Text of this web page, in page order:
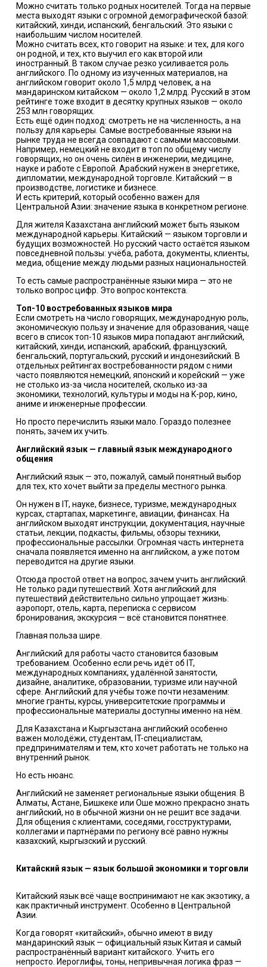
Можно считать только родных носителей. Тогда на первые
места выходят языки с огромной демографической базой:
китайский, хинди, испанский, бенгальский. Это языки с
наибольшим числом носителей.
Можно считать всех, кто говорит на языке: и тех, для кого
он родной, и тех, кто выучил его как второй или
иностранный. В таком случае резко усиливается роль
английского. По одному из изученных материалов, на
английском говорит около 1,5 млрд человек, а на
мандаринском китайском — около 1,2 млрд. Русский в этом
рейтинге тоже входит в десятку крупных языков — около
253 млн говорящих.
Есть ещё один подход: смотреть не на численность, а на
пользу для карьеры. Самые востребованные языки на
рынке труда не всегда совпадают с самыми массовыми.
Например, немецкий не входит в топ по общему числу
говорящих, но он очень силён в инженерии, медицине,
науке и работе с Европой. Арабский нужен в энергетике,
дипломатии, международной торговле. Китайский — в
производстве, логистике и бизнесе.
И есть критерий, который особенно важен для
Центральной Азии: значение языка в конкретном регионе.
Для жителя Казахстана английский может быть языком
международной карьеры. Китайский — языком торговли и
будущих возможностей. Но русский часто остаётся языком
повседневной пользы: учёба, работа, документы, клиенты,
медиа, общение между людьми разных национальностей.
То есть самые распространённые языки мира — это не
только вопрос цифр. Это вопрос контекста.
Топ-10 востребованных языков мира
Если смотреть на число говорящих, международную роль,
экономическую пользу и значение для образования, чаще
всего в список топ-10 языков мира попадают английский,
китайский, хинди, испанский, арабский, французский,
бенгальский, португальский, русский и индонезийский. В
отдельных рейтингах востребованности рядом с ними
часто появляются немецкий, японский и корейский — уже
не столько из-за числа носителей, сколько из-за
экономики, технологий, культуры и моды на K-pop, кино,
аниме и инженерные профессии.
Но просто перечислить языки мало. Гораздо полезнее
понять, зачем их учить.
Английский язык — главный язык международного
общения
Английский язык — это, пожалуй, самый понятный выбор
для тех, кто хочет выйти за пределы местного рынка.
Он нужен в IT, науке, бизнесе, туризме, международных
курсах, стартапах, маркетинге, авиации, финансах. На
английском выходят инструкции, документация, научные
статьи, лекции, подкасты, фильмы, обзоры техники,
профессиональные рассылки. Огромная часть интернета
сначала появляется именно на английском, а уже потом
переводится на другие языки.
Отсюда простой ответ на вопрос, зачем учить английский.
Не только ради путешествий. Хотя английский для
путешествий действительно сильно упрощает жизнь:
аэропорт, отель, карта, переписка с сервисом
бронирования, экскурсия — всё становится понятнее.
Главная польза шире.
Английский для работы часто становится базовым
требованием. Особенно если речь идёт об IT,
международных компаниях, удалённой занятости,
дизайне, аналитике, образовании, туризме или научной
сфере. Английский для учёбы тоже почти незаменим:
многие гранты, курсы, университетские программы и
профессиональные материалы доступны именно на нём.
Для Казахстана и Кыргызстана английский особенно
важен молодёжи, студентам, IT-специалистам,
предпринимателям и тем, кто хочет работать не только на
внутренний рынок.
Но есть нюанс.
Английский не заменяет региональные языки общения. В
Алматы, Астане, Бишкеке или Оше можно прекрасно знать
английский, но в обычной жизни он не решит все задачи.
Для общения с клиентами, соседями, госструктурами,
коллегами и партнёрами по региону всё равно нужны
казахский, кыргызский и русский.
Китайский язык — язык большой экономики и торговли
Китайский язык всё чаще воспринимают не как экзотику, а
как практичный инструмент. Особенно в Центральной
Азии.
Когда говорят «китайский», обычно имеют в виду
мандаринский язык — официальный язык Китая и самый
распространённый вариант китайского. Учить его
непросто. Иероглифы, тоны, непривычная логика фраз —